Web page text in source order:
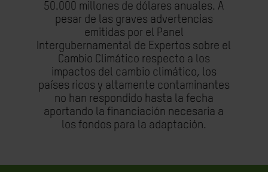
50.000 millones de dólares anuales. A
pesar de las graves advertencias
emitidas por el Panel
Intergubernamental de Expertos sobre el
Cambio Climático respecto a los
impactos del cambio climático, los
países ricos y altamente contaminantes
no han respondido hasta la fecha
aportando la financiación necesaria a
los fondos para la adaptación.